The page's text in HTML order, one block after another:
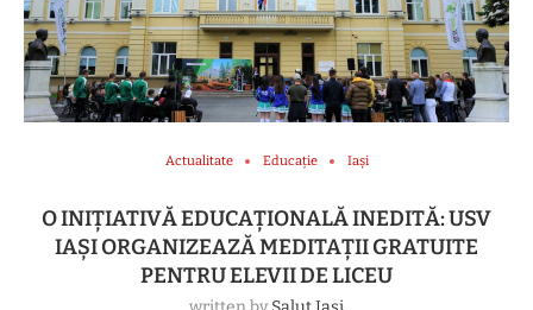
Actualitate Educație Iași
O INIȚIATIVĂ EDUCAȚIONALĂ INEDITĂ: USV
IAȘI ORGANIZEAZĂ MEDITAȚII GRATUITE
PENTRU ELEVII DE LICEU